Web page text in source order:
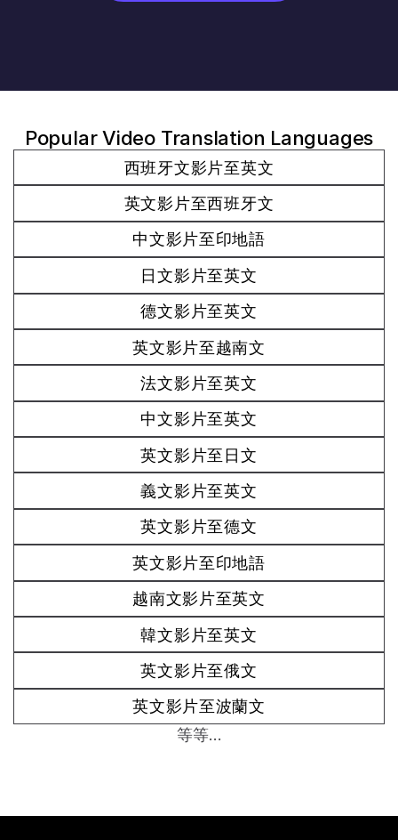
Popular Video Translation Languages
西班牙文影片至英文
英文影片至西班牙文
中文影片至印地語
日文影片至英文
德文影片至英文
英文影片至越南文
法文影片至英文
中文影片至英文
英文影片至日文
義文影片至英文
英文影片至德文
英文影片至印地語
越南文影片至英文
韓文影片至英文
英文影片至俄文
英文影片至波蘭文
等等...